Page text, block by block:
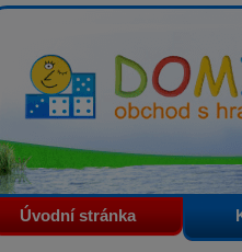
Domino - obchod s
Úvodní stránka